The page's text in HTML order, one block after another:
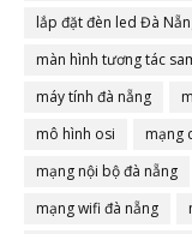
lắp đặt đèn led Đà
màn hình tương tác
máy tính đà nẵng
mô hình osi
mạng
mạng nội bộ đà nẵng
mạng wifi đà nẵng